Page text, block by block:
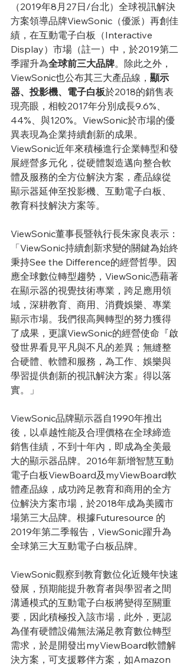
（2019年8月27日/台北）全球視訊解決
方案領導品牌ViewSonic（優派）再創佳
績，在互動電子白板（Interactive
Display）市場（註一）中，於2019第二
季躍升為全球前三大品牌。除此之外，
ViewSonic也公布其三大產品線， 顯示
器、投影機、電子白板於2018的銷售表
現亮眼，相較2017年分別成長9.6%、
44%、與120%。ViewSonic於市場的優
異表現為企業持續創新的成果。
ViewSonic近年來積極進行企業轉型和發
展經營多元化，從硬體製造邁向整合軟
體及服務的全方位解決方案，產品線從
顯示器延伸至投影機、互動電子白板、
教育科技解決方案等。
ViewSonic董事長暨執行長朱家良表示：
「ViewSonic持續創新求變的關鍵為始終
秉持See the Difference的經營哲學。因
應全球數位轉型趨勢，ViewSonic憑藉著
在顯示器的視覺技術專業，跨足應用領
域，深耕教育、商用、消費娛樂、專業
顯示市場。我們很高興轉型的努力獲得
了成果，更讓ViewSonic的經營使命『啟
發世界看見平凡與不凡的差異；無縫整
合硬體、軟體和服務，為工作、娛樂與
學習提供創新的視訊解決方案』得以落
實。」
ViewSonic品牌顯示器自1990年推出
後，以卓越性能及合理價格在全球締造
銷售佳績，不到十年內，即成為全美最
大的顯示器品牌。2016年新增智慧互動
電子白板ViewBoard及myViewBoard軟
體產品線，成功跨足教育和商用的全方
位解決方案市場，於2018年成為美國市
場第三大品牌。根據Futuresource 的
2019年第二季報告，ViewSonic躍升為
全球第三大互動電子白板品牌。
ViewSonic觀察到教育數位化近幾年快速
發展，預期能提升教育者與學習者之間
溝通模式的互動電子白板將變得至關重
要，因此積極投入該市場，此外，更認
為僅有硬體設備無法滿足教育數位轉型
需求，於是開發出myViewBoard軟體解
決方案，可支援夥伴方案，如Amazon